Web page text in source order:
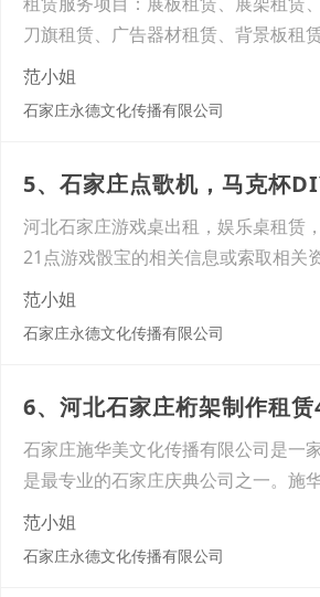
刀旗租赁、广告器材租赁、背景板租
范小姐
石家庄永德文化传播有限公司
5、石家庄点歌机，马克杯
河北石家庄游戏桌出租，娱乐桌租赁
21点游戏骰宝的相关信息或索取相关
范小姐
石家庄永德文化传播有限公司
6、河北石家庄桁架制作租
石家庄施华美文化传播有限公司是一
是最专业的石家庄庆典公司之一。施
范小姐
石家庄永德文化传播有限公司